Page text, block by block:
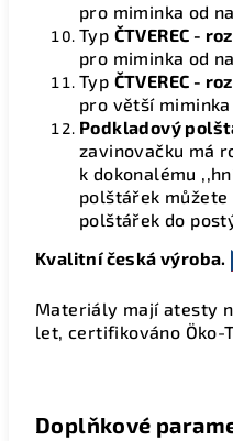
pro miminka od
Typ ČTVEREC -
pro miminka od
Typ ČTVEREC -
pro větší
Podkladový
zavinovačku má
k dokonalému
polštářek
polštářek do
Kvalitní česká výroba.
Materiály mají atesty
let, certifikováno Öko-
Doplňkové